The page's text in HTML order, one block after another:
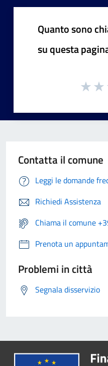
Quanto sono
su questa
Contatta il comune
Leggi le domande
Richiedi Assistenza
Chiama il comune
Prenota un
Problemi in città
Segnala disservizio